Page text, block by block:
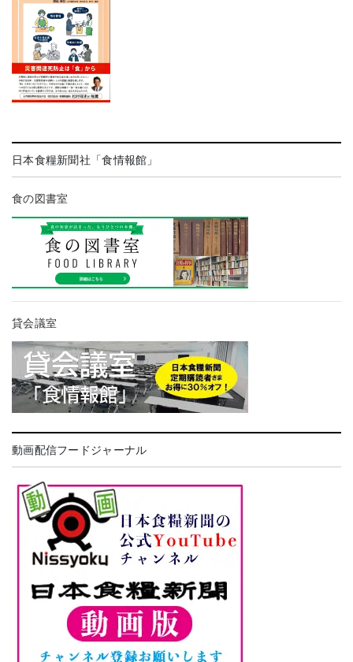
日本食糧新聞社「食情報館」
食の図書室
貸会議室
動画配信フードジャーナル